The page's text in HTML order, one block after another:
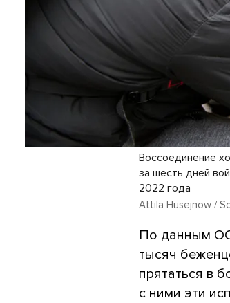
Воссоединение
за шесть дней
2022 года
Attila Husejnow /
По данным
тысяч
прятаться в
с ними эти